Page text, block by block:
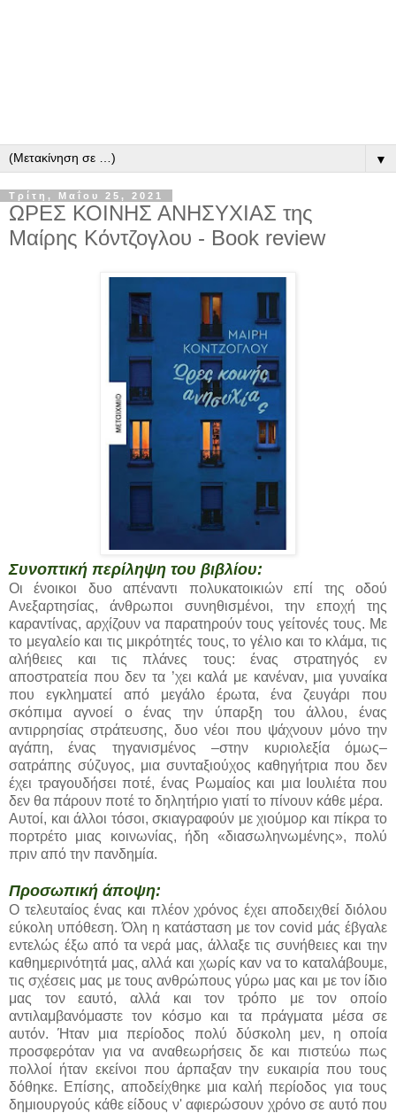
▼
Τρίτη, Μαΐου 25, 2021
ΩΡΕΣ ΚΟΙΝΗΣ ΑΝΗΣΥΧΙΑΣ της
Μαίρης Κόντζογλου - Book review
Συνοπτική περίληψη του βιβλίου:
Οι ένοικοι δυο απέναντι πολυκατοικιών επί της οδού
Ανεξαρτησίας, άνθρωποι συνηθισμένοι, την εποχή της
καραντίνας, αρχίζουν να παρατηρούν τους γείτονές τους. Με
το μεγαλείο και τις μικρότητές τους, το γέλιο και το κλάμα, τις
αλήθειες και τις πλάνες τους: ένας στρατηγός εν
αποστρατεία που δεν τα ’χει καλά με κανέναν, μια γυναίκα
που εγκληματεί από μεγάλο έρωτα, ένα ζευγάρι που
σκόπιμα αγνοεί ο ένας την ύπαρξη του άλλου, ένας
αντιρρησίας στράτευσης, δυο νέοι που ψάχνουν μόνο την
αγάπη, ένας τηγανισμένος –στην κυριολεξία όμως–
σατράπης σύζυγος, μια συνταξιούχος καθηγήτρια που δεν
έχει τραγουδήσει ποτέ, ένας Ρωμαίος και μια Ιουλιέτα που
δεν θα πάρουν ποτέ το δηλητήριο γιατί το πίνουν κάθε μέρα.
Αυτοί, και άλλοι τόσοι, σκιαγραφούν με χιούμορ και πίκρα το
πορτρέτο μιας κοινωνίας, ήδη «διασωληνωμένης», πολύ
πριν από την πανδημία.
Προσωπική άποψη:
Ο τελευταίος ένας και πλέον χρόνος έχει αποδειχθεί διόλου
εύκολη υπόθεση. Όλη η κατάσταση με τον covid μάς έβγαλε
εντελώς έξω από τα νερά μας, άλλαξε τις συνήθειες και την
καθημερινότητά μας, αλλά και χωρίς καν να το καταλάβουμε,
τις σχέσεις μας με τους ανθρώπους γύρω μας και με τον ίδιο
μας τον εαυτό, αλλά και τον τρόπο με τον οποίο
αντιλαμβανόμαστε τον κόσμο και τα πράγματα μέσα σε
αυτόν. Ήταν μια περίοδος πολύ δύσκολη μεν, η οποία
προσφερόταν για να αναθεωρήσεις δε και πιστεύω πως
πολλοί ήταν εκείνοι που άρπαξαν την ευκαιρία που τους
δόθηκε. Επίσης, αποδείχθηκε μια καλή περίοδος για τους
δημιουργούς κάθε είδους ν' αφιερώσουν χρόνο σε αυτό που